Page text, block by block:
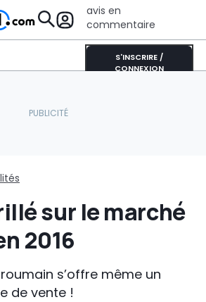
avis en
commentaire
S'INSCRIRE /
CONNEXION
sur le marché
2016
s’offre même un
de vente !